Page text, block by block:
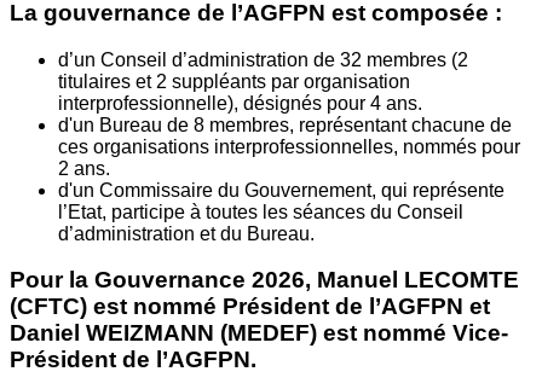
La gouvernance de l’AGFPN est composée :
d’un Conseil d’administration de 32 membres (2
titulaires et 2 suppléants par organisation
interprofessionnelle), désignés pour 4 ans.
d'un Bureau de 8 membres, représentant chacune de
ces organisations interprofessionnelles, nommés pour
2 ans.
d'un Commissaire du Gouvernement, qui représente
l’Etat, participe à toutes les séances du Conseil
d’administration et du Bureau.
Pour la Gouvernance 2026, Manuel LECOMTE
(CFTC) est nommé Président de l’AGFPN et
Daniel WEIZMANN (MEDEF) est nommé Vice-
Président de l’AGFPN.